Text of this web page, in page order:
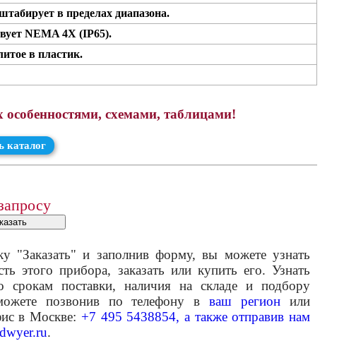
в пределах диапазона.
NEMA 4X (IP65).
в пластик.
схемами, таблицами!
каталог
"Заказать" и заполнив форму, вы можете узнать
этого прибора, заказать или купить его. Узнать
срокам поставки, наличия на складе и подбору
позвонив по телефону вваш регион или
в Москве: +7 495 5438854, а также отправив нам
.